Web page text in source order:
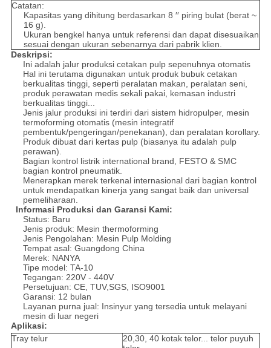
Catatan:
Kapasitas yang dihitung berdasarkan 8 ′′ piring bulat (berat ~
16 g).
Ukuran bengkel hanya untuk referensi dan dapat disesuaikan
sesuai dengan ukuran sebenarnya dari pabrik klien.
Deskripsi:
Ini adalah jalur produksi cetakan pulp sepenuhnya otomatis
Hal ini terutama digunakan untuk produk bubuk cetakan
berkualitas tinggi, seperti peralatan makan, peralatan seni,
produk perawatan medis sekali pakai, kemasan industri
berkualitas tinggi...
Jenis jalur produksi ini terdiri dari sistem hidropulper, mesin
termoforming otomatis (mesin integratif
pembentuk/pengeringan/penekanan), dan peralatan korollary.
Produk dibuat dari kertas pulp (biasanya itu adalah pulp
perawan).
Bagian kontrol listrik international brand, FESTO & SMC
bagian kontrol pneumatik.
Menerapkan merek terkenal internasional dari bagian kontrol
untuk mendapatkan kinerja yang sangat baik dan universal
pemeliharaan.
Informasi Produksi dan Garansi Kami:
Status: Baru
Jenis produk: Mesin thermoforming
Jenis Pengolahan: Mesin Pulp Molding
Tempat asal: Guangdong China
Merek: NANYA
Tipe model: TA-10
Tegangan: 220V - 440V
Persetujuan: CE, TUV,SGS, ISO9001
Garansi: 12 bulan
Layanan purna jual: Insinyur yang tersedia untuk melayani
mesin di luar negeri
Aplikasi:
Tray telur
20,30, 40 kotak telor... telor puyuh